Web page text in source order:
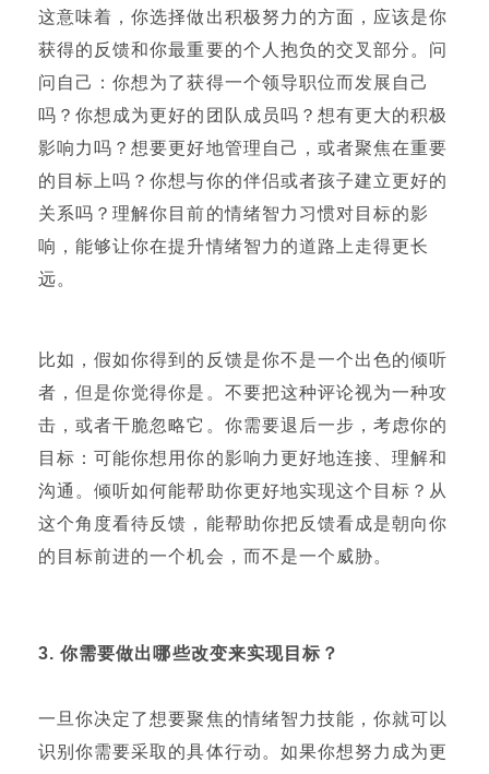
这意味着，你选择做出积极努力的方面，应该是你
获得的反馈和你最重要的个人抱负的交叉部分。问
问自己：你想为了获得一个领导职位而发展自己
吗？你想成为更好的团队成员吗？想有更大的积极
影响力吗？想要更好地管理自己，或者聚焦在重要
的目标上吗？你想与你的伴侣或者孩子建立更好的
关系吗？理解你目前的情绪智力习惯对目标的影
响，能够让你在提升情绪智力的道路上走得更长
远。
比如，假如你得到的反馈是你不是一个出色的倾听
者，但是你觉得你是。不要把这种评论视为一种攻
击，或者干脆忽略它。你需要退后一步，考虑你的
目标：可能你想用你的影响力更好地连接、理解和
沟通。倾听如何能帮助你更好地实现这个目标？从
这个角度看待反馈，能帮助你把反馈看成是朝向你
的目标前进的一个机会，而不是一个威胁。
3.你需要做出哪些改变来实现目标？
一旦你决定了想要聚焦的情绪智力技能，你就可以
识别你需要采取的具体行动。如果你想努力成为更